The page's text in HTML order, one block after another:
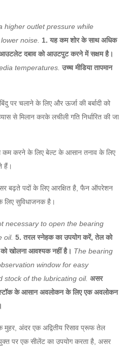
higher outlet pressure while
noise. 1. यह कम शोर के साथ अधिक
दबाव को आउटपुट करने में सक्षम है।
temperatures. उच्च मीडिया तापमान
पर चलाने के लिए और ऊर्जा की बर्बादी को
से मिलान करके लचीली गति निर्धारित की जा
कम करने के लिए बेल्ट के आसान तनाव के लिए
हैं।
बढ़ते पदों के लिए आरक्षित है, फैन ऑपरेशन
लिए सुविधाजनक है।
necessary to open the bearing
oil. 5. तरल स्नेहक का उपयोग करें, तेल को
खोलना आवश्यक नहीं है। The bearing
window for easy
stock of the lubricating oil. असर
के आसान अवलोकन के लिए एक अवलोकन
अंदर एक अद्वितीय रिसाव प्रूफ तेल
पर एक सीलेंट का उपयोग करता है, असर